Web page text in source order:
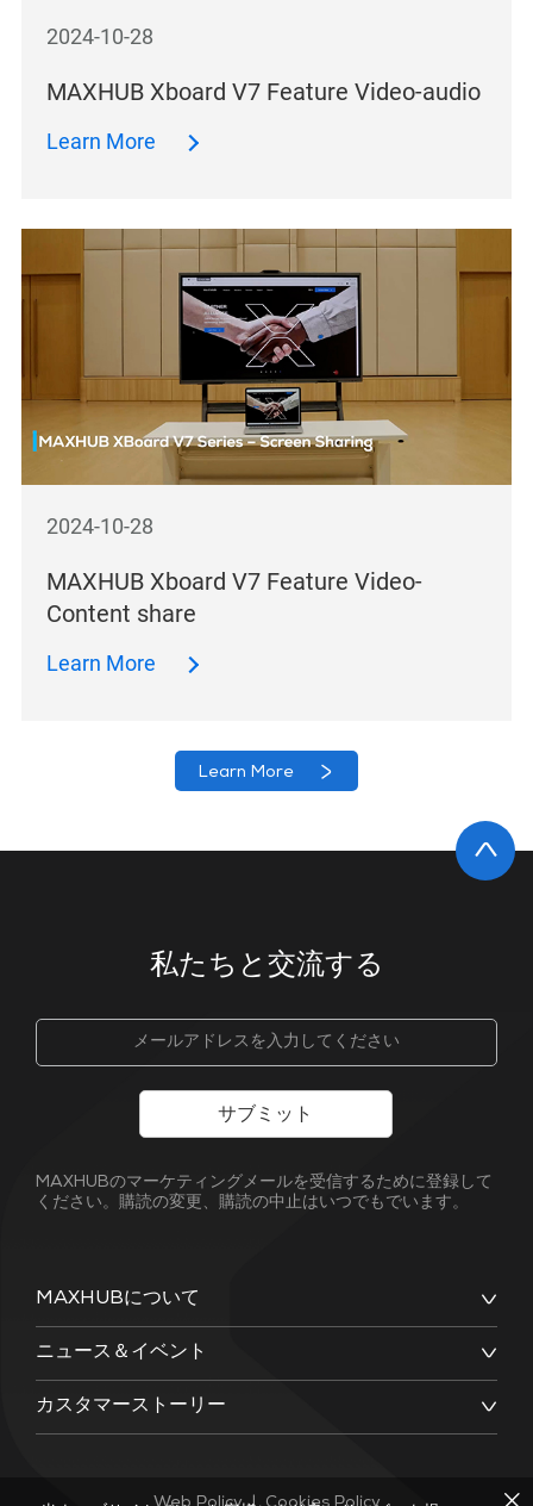
2024-10-28
MAXHUB Xboard V7 Feature Video-audio
Learn More
2024-10-28
MAXHUB Xboard V7 Feature Video-
Content share
Learn More
Learn More
私たちと交流する
MAXHUBについて
ニュース＆イベント
カスタマーストーリー
サブミット
MAXHUBのマーケティングメールを受信するために登録して
ください。購読の変更、購読の中止はいつでもでいます。